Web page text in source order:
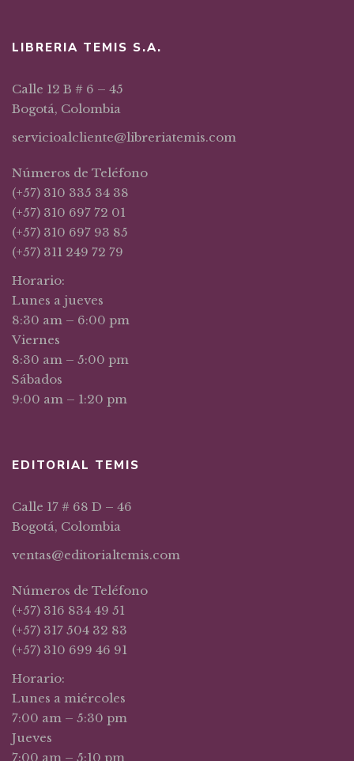
LIBRERIA TEMIS S.A.
Calle 12 B # 6 – 45
Bogotá, Colombia
servicioalcliente@libreriatemis.com
Números de Teléfono
(+57) 310 335 34 38
(+57) 310 697 72 01
(+57) 310 697 93 85
(+57) 311 249 72 79
Horario:
Lunes a jueves
8:30 am – 6:00 pm
Viernes
8:30 am – 5:00 pm
Sábados
9:00 am – 1:20 pm
EDITORIAL TEMIS
Calle 17 # 68 D – 46
Bogotá, Colombia
ventas@editorialtemis.com
Números de Teléfono
(+57) 316 834 49 51
(+57) 317 504 32 83
(+57) 310 699 46 91
Horario:
Lunes a miércoles
7:00 am – 5:30 pm
Jueves
7:00 am – 5:10 pm